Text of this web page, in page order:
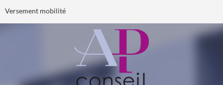
Versement mobilité